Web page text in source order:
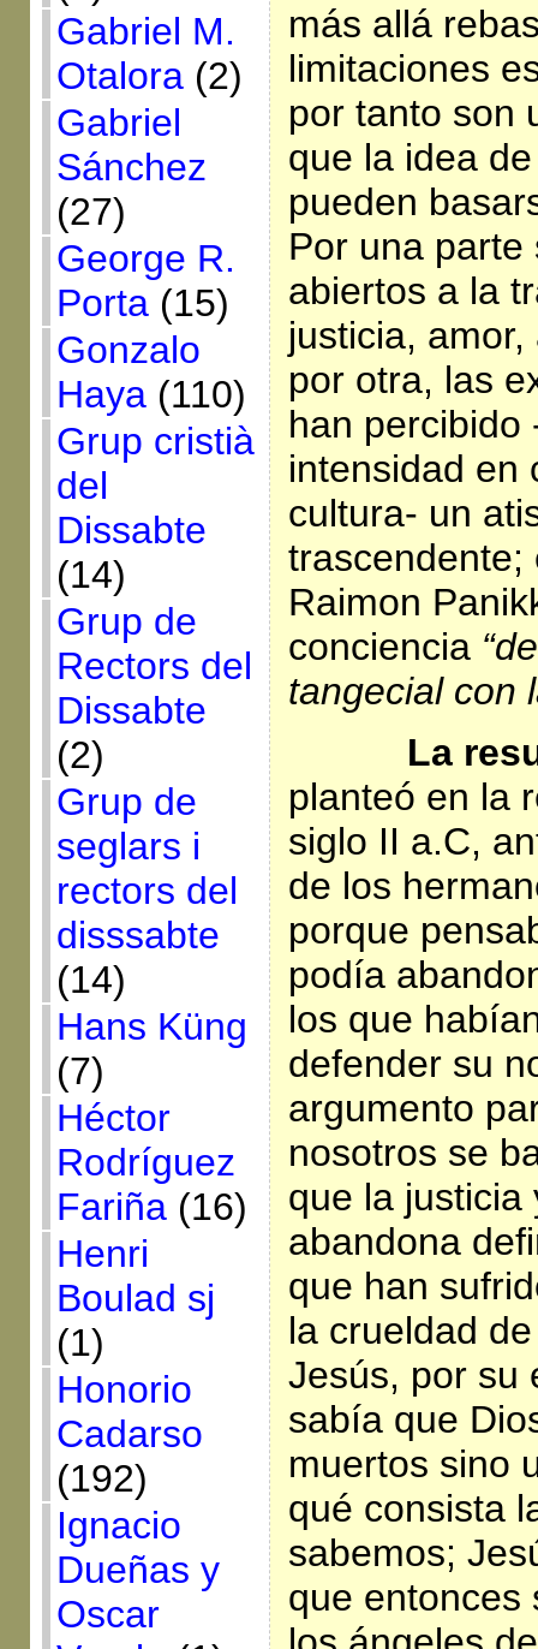
Gabriel M.
Otalora(2)
Gabriel
Sánchez
(27)
George R.
Porta(15)
Gonzalo
Haya(110)
Grup cristià
del
Dissabte
(14)
Grup de
Rectors del
Dissabte
(2)
Grup de
seglars i
rectors del
disssabte
(14)
Hans Küng
(7)
Héctor
Rodríguez
Fariña(16)
Henri
Boulad sj
(1)
Honorio
Cadarso
(192)
Ignacio
Dueñas y
Oscar
más allá
limitaciones
por tanto son
que la idea
pueden
Por una parte
abiertos a la
justicia,
por otra, las
han percibido
intensidad en
cultura- un
trascendente;
Raimon
conciencia
tangecial con
La
planteó en la
siglo II a.C,
de los
porque
podía
los que
defender su
argumento
nosotros se
que la justicia
abandona
que han
la crueldad
Jesús, por su
sabía que
muertos sino
qué consista
sabemos;
que entonces